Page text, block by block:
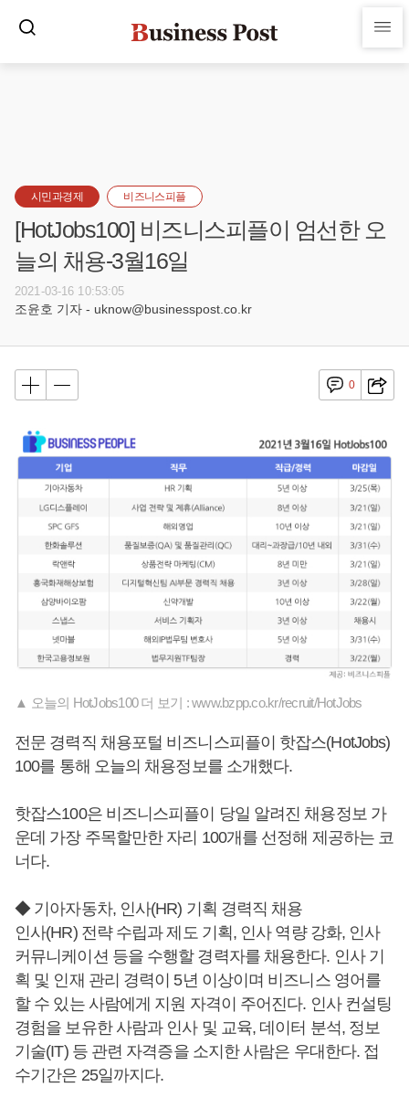
시민과경제 비즈니스피플
[HotJobs100] 비즈니스피플이 엄선한 오
늘의 채용-3월16일
2021-03-16 10:53:05
조윤호 기자 - uknow@businesspost.co.kr
0
▲ 오늘의 HotJobs100 더 보기 : www.bzpp.co.kr/recruit/HotJobs
전문 경력직 채용포털 비즈니스피플이 핫잡스(HotJobs)
100를 통해 오늘의 채용정보를 소개했다.
핫잡스100은 비즈니스피플이 당일 알려진 채용정보 가
운데 가장 주목할만한 자리 100개를 선정해 제공하는 코
너다.
◆ 기아자동차, 인사(HR) 기획 경력직 채용
인사(HR) 전략 수립과 제도 기획, 인사 역량 강화, 인사
커뮤니케이션 등을 수행할 경력자를 채용한다. 인사 기
획 및 인재 관리 경력이 5년 이상이며 비즈니스 영어를
할 수 있는 사람에게 지원 자격이 주어진다. 인사 컨설팅
경험을 보유한 사람과 인사 및 교육, 데이터 분석, 정보
기술(IT) 등 관련 자격증을 소지한 사람은 우대한다. 접
수기간은 25일까지다.